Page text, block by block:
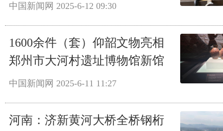
中国新闻网 2025-6-12 09:30
1600余件（套）仰韶文物亮相
郑州市大河村遗址博物馆新馆
中国新闻网 2025-6-11 11:27
河南：济新黄河大桥全桥钢桁